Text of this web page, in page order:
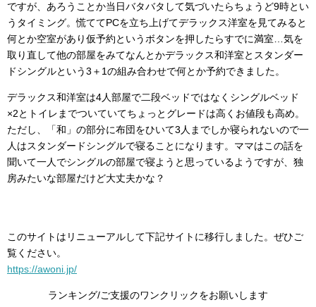
ですが、あろうことか当日バタバタして気づいたらちょうど9時とい
うタイミング。慌ててPCを立ち上げてデラックス洋室を見てみると
何とか空室があり仮予約というボタンを押したらすでに満室…気を
取り直して他の部屋をみてなんとかデラックス和洋室とスタンダー
ドシングルという3＋1の組み合わせで何とか予約できました。
デラックス和洋室は4人部屋で二段ベッドではなくシングルベッド
×2とトイレまでついていてちょっとグレードは高くお値段も高め。
ただし、「和」の部分に布団をひいて3人までしか寝られないので一
人はスタンダードシングルで寝ることになります。ママはこの話を
聞いて一人でシングルの部屋で寝ようと思っているようですが、独
房みたいな部屋だけど大丈夫かな？
このサイトはリニューアルして下記サイトに移行しました。ぜひご
覧ください。
https://awoni.jp/
ランキング/ご支援のワンクリックをお願いします